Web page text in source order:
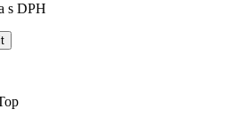
s DPH